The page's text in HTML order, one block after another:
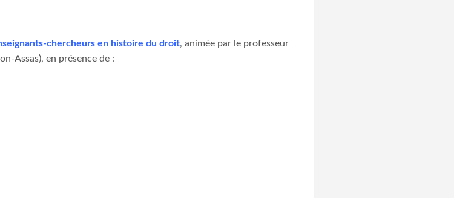
chercheurs en histoire du droit, animée par le professeur
Assas), en présence de :